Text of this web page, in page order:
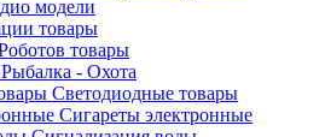
модели
товары
товары
Рыбалка - Охота
Светодиодные товары
Сигареты электронные